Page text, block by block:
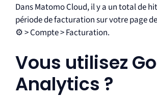
Dans Matomo Cloud, il y a un total de
période de facturation sur votre page
⚙️ > Compte > Facturation.
Vous utilisez
Analytics ?